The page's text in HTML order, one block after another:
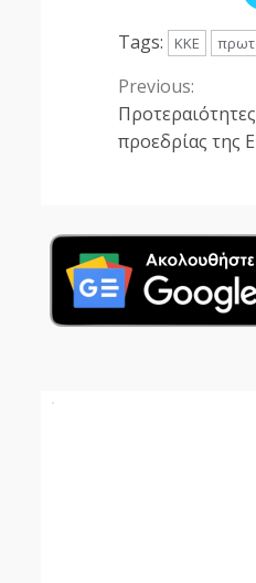
Tags: ΚΚΕ
Continue
Reading
Previous:
προεδρίας της